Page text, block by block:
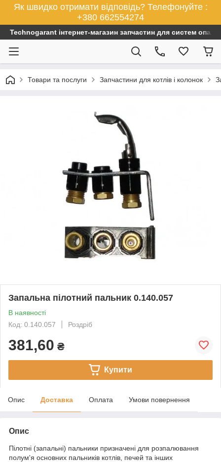
Як швидко отримати відповідь? Телефонуйте :
+380 662554274
Technogarant інтернет-магазин запчастин для систем
Товари та послуги Запчастини для котлів і колонок
Запальна пілотний пальник 0.140.057
В наявності
Код: 0.140.057
Роздріб
381,60 ₴
Купити
Опис Доставка Оплата Умови повернення
Опис
Пілотні (запальні) пальники призначені для розпалювання
полум'я основних пальників котлів, печей та інших